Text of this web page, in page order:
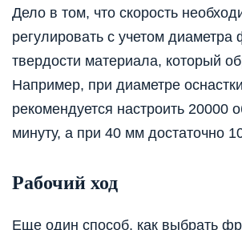
Дело в том, что скорость
регулировать с учетом диаметра
твердости материала, который
Например, при диаметре
рекомендуется настроить 20000
минуту, а при 40 мм достаточно
Рабочий ход
Еще один способ, как выбрать